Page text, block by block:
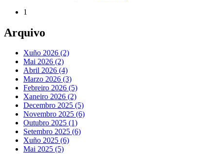
1
Arquivo
Xuño 2026 (2)
Mai 2026 (2)
Abril 2026 (4)
Marzo 2026 (3)
Febreiro 2026 (5)
Xaneiro 2026 (2)
Decembro 2025 (5)
Novembro 2025 (6)
Outubro 2025 (1)
Setembro 2025 (6)
Xuño 2025 (6)
Mai 2025 (5)